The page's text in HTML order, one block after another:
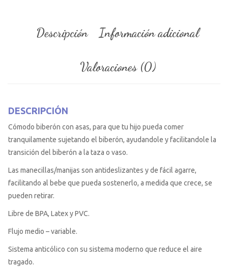
Descripción Información adicional
Valoraciones (0)
DESCRIPCIÓN
Cómodo biberón con asas, para que tu hijo pueda comer
tranquilamente sujetando el biberón, ayudandole y facilitandole la
transición del biberón a la taza o vaso.
Las manecillas/manijas son antideslizantes y de fácil agarre,
facilitando al bebe que pueda sostenerlo, a medida que crece, se
pueden retirar.
Libre de BPA, Latex y PVC.
Flujo medio – variable.
Sistema anticólico con su sistema moderno que reduce el aire
tragado.